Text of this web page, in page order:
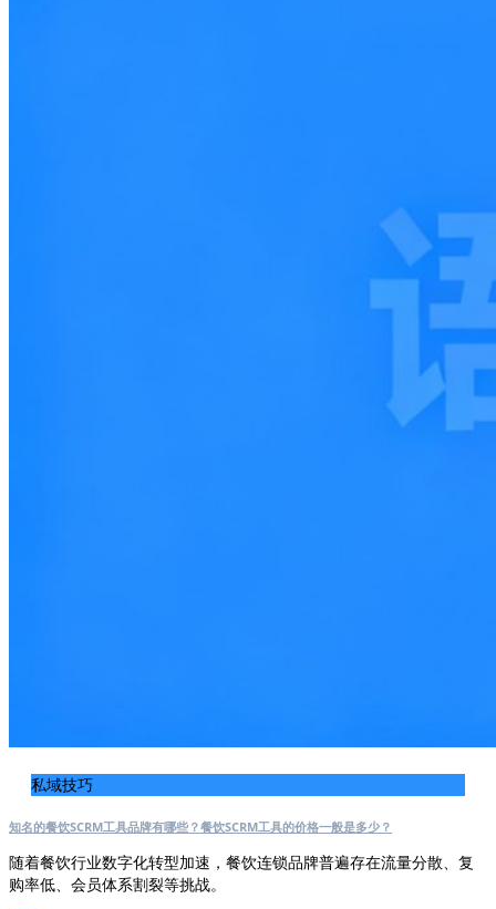
私域技巧
知名的餐饮SCRM工具品牌有哪些？餐饮SCRM工具的价格一般是多少？
随着餐饮行业数字化转型加速，餐饮连锁品牌普遍存在流量分散、复
购率低、会员体系割裂等挑战。